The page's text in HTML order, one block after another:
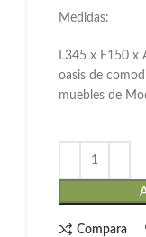
Medidas:
L345 x F150 x
oasis de
muebles de
Compara